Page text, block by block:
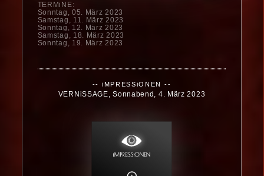
TERMiNE:
Sonntag, 05. März 2023
Samstag, 11. März 2023
Sonntag, 12. März 2023
Samstag, 18. März 2023
Sonntag, 19. März 2023
-- iMPRESSiONEN --
VERNiSSAGE, Sonnabend, 4. März 2023